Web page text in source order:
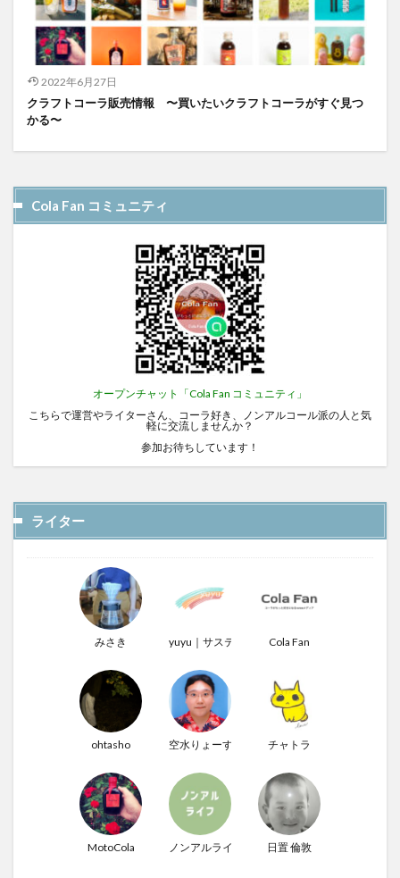
2022年6月27日
クラフトコーラ販売情報 〜買いたいクラフトコーラがすぐ見つ
かる〜
Cola Fan コミュニティ
オープンチャット「Cola Fan コミュニティ」
こちらで運営やライターさん、コーラ好き、ノンアルコール派の人と気
軽に交流しませんか？
参加お待ちしています！
ライター
みさき yuyu｜サステナぶる男Cola Fan
ohtasho 空水りょーすけ チャトラ
MotoCola ノンアルライフ 日置 倫敦